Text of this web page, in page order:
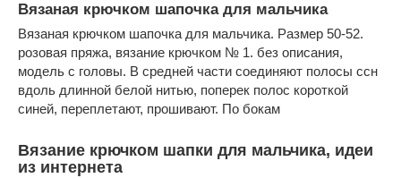
Вязаная крючком шапочка для мальчика
Вязаная крючком шапочка для мальчика. Размер 50-52.
розовая пряжа, вязание крючком № 1. без описания,
модель с головы. В средней части соединяют полосы ссн
вдоль длинной белой нитью, поперек полос короткой
синей, переплетают, прошивают. По бокам
Вязание крючком шапки для мальчика, идеи
из интернета